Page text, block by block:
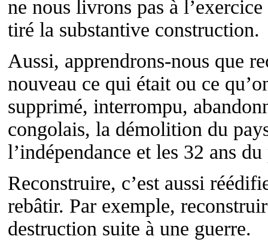
ne nous livrons pas à
tiré la substantive construction.
Aussi, apprendrons-nous que
nouveau ce qui était ou ce
supprimé, interrompu,
congolais, la démolition du
l’indépendance et les 32 ans
Reconstruire, c’est aussi
rebâtir. Par exemple,
destruction suite à une guerre.